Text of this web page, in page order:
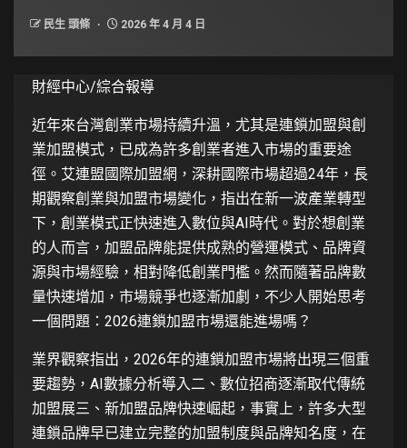
民生 頭條 2026 年 4 月 4 日
財經中心/綜合報導
近年來台灣創業市場持續升溫，尤其是連鎖加盟與創
業加盟模式，已成為許多創業者進入市場的重要途
徑。艾連盟國際加盟網，深耕國際市場超過24年，長
期觀察創業與加盟市場變化，指出在新一波產業轉型
下，創業模式正快速進入數位與AI時代。對於想創業
的人而言，加盟品牌能提供成熟的營運模式、品牌資
源與市場經驗，相對降低創業門檻。然而隨著品牌數
量快速增加，市場競爭也逐漸加劇，不少人開始思考
一個問題：2026連鎖加盟市場還能進場嗎？
業界觀察指出，2026年的連鎖加盟市場將出現三個重
要趨勢，AI數據分析導入二、數位招商逐漸取代傳統
加盟展三、新加盟品牌快速崛起，事實上，許多大型
連鎖品牌早已建立完整的加盟制度與品牌知名度，在